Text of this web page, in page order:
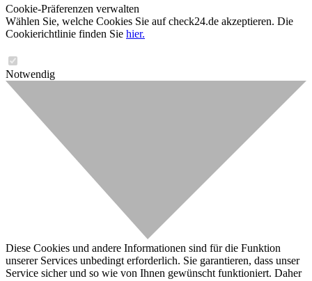
Cookie-Präferenzen verwalten
Wählen Sie, welche Cookies Sie auf check24.de akzeptieren. Die
Cookierichtlinie finden Sie hier.
Notwendig
Diese Cookies und andere Informationen sind für die Funktion
unserer Services unbedingt erforderlich. Sie garantieren, dass unser
Service sicher und so wie von Ihnen gewünscht funktioniert. Daher